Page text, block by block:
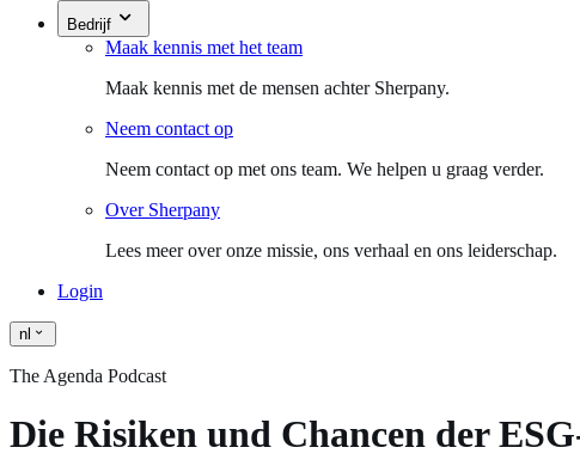
Bedrijf
Maak kennis met het team
Maak kennis met de mensen achter Sherpany.
Neem contact op
Neem contact op met ons team. We helpen u graag verder.
Over Sherpany
Lees meer over onze missie, ons verhaal en ons leiderschap.
Login
nl
The Agenda Podcast
Die Risiken und Chancen der